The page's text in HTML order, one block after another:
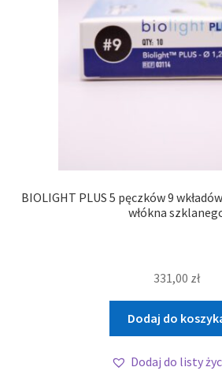
BIOLIGHT PLUS 5 pęczków 9
włókna
331,00 zł
Dodaj do
Dodaj do listy